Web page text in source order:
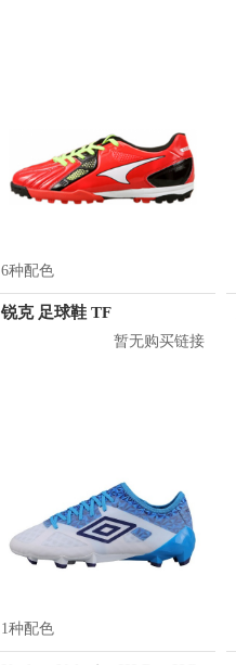
6种配色
锐克 足球鞋 TF
暂无购买链接
1种配色